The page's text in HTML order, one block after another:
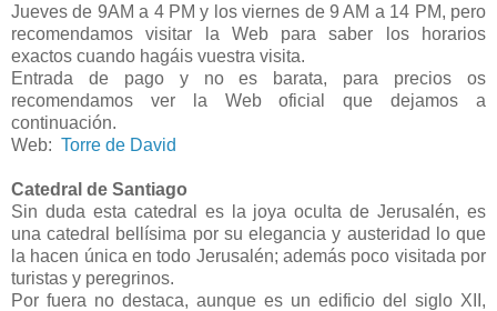
Jueves de 9AM a 4 PM y los viernes de 9 AM a 14 PM, pero
recomendamos visitar la Web para saber los horarios
exactos cuando hagáis vuestra visita.
Entrada de pago y no es barata, para precios os
recomendamos ver la Web oficial que dejamos a
continuación.
Web: Torre de David
Catedral de Santiago
Sin duda esta catedral es la joya oculta de Jerusalén, es
una catedral bellísima por su elegancia y austeridad lo que
la hacen única en todo Jerusalén; además poco visitada por
turistas y peregrinos.
Por fuera no destaca, aunque es un edificio del siglo XII,